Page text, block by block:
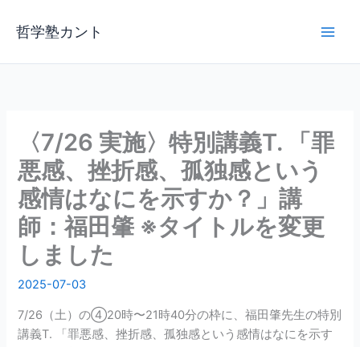
ス
哲学塾カント
〈7/26 実施〉特別講義T. 「罪
悪感、挫折感、孤独感という
感情はなにを示すか？」講
師：福田肇 ※タイトルを変更
しました
2025-07-03
7/26（土）の④20時〜21時40分の枠に、福田肇先生の特別
講義T. 「罪悪感、挫折感、孤独感という感情はなにを示す